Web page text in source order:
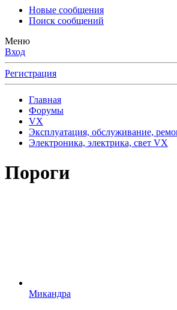
Новые сообщения
Поиск сообщений
Меню
Вход
Регистрация
Главная
Форумы
VX
Эксплуатация, обслуживание,
Электроника, электрика, свет VX
Пороги
Микандра